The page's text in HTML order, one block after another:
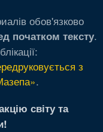
обов'язково
початком тексту.
з
.
світу та